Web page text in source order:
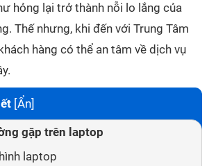
hỏng lại trở thành nỗi lo lắng của
Thế nhưng, khi đến với Trung Tâm
hàng có thể an tâm về dịch vụ
[Ẩn]
gặp trên laptop
laptop